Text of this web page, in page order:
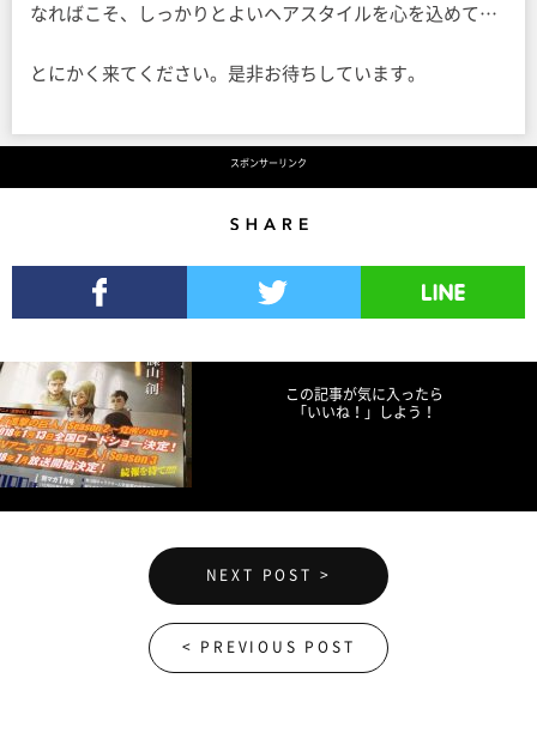
なればこそ、しっかりとよいヘアスタイルを心を込めて…
とにかく来てください。是非お待ちしています。
スポンサーリンク
この記事が気に入ったら
「いいね！」しよう！
NEXT POST >
< PREVIOUS POST